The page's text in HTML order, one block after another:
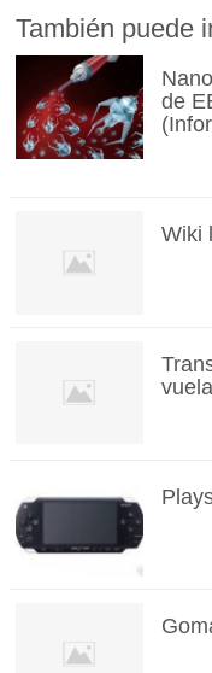
También puede
de
Wiki